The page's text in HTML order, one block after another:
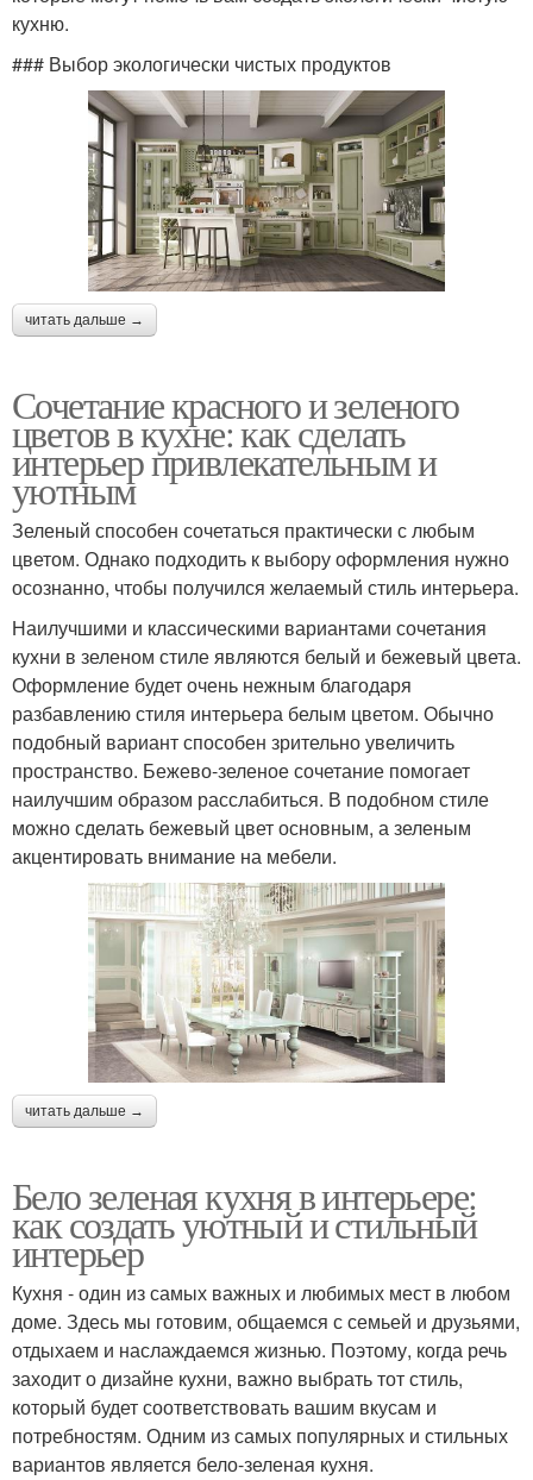
кухню.
### Выбор экологически чистых продуктов
читать дальше →
Сочетание красного и зеленого
цветов в кухне: как сделать
интерьер привлекательным и
уютным
Зеленый способен сочетаться практически с любым
цветом. Однако подходить к выбору оформления нужно
осознанно, чтобы получился желаемый стиль интерьера.
Наилучшими и классическими вариантами сочетания
кухни в зеленом стиле являются белый и бежевый цвета.
Оформление будет очень нежным благодаря
разбавлению стиля интерьера белым цветом. Обычно
подобный вариант способен зрительно увеличить
пространство. Бежево-зеленое сочетание помогает
наилучшим образом расслабиться. В подобном стиле
можно сделать бежевый цвет основным, а зеленым
акцентировать внимание на мебели.
читать дальше →
Бело зеленая кухня в интерьере:
как создать уютный и стильный
интерьер
Кухня - один из самых важных и любимых мест в любом
доме. Здесь мы готовим, общаемся с семьей и друзьями,
отдыхаем и наслаждаемся жизнью. Поэтому, когда речь
заходит о дизайне кухни, важно выбрать тот стиль,
который будет соответствовать вашим вкусам и
потребностям. Одним из самых популярных и стильных
вариантов является бело-зеленая кухня.